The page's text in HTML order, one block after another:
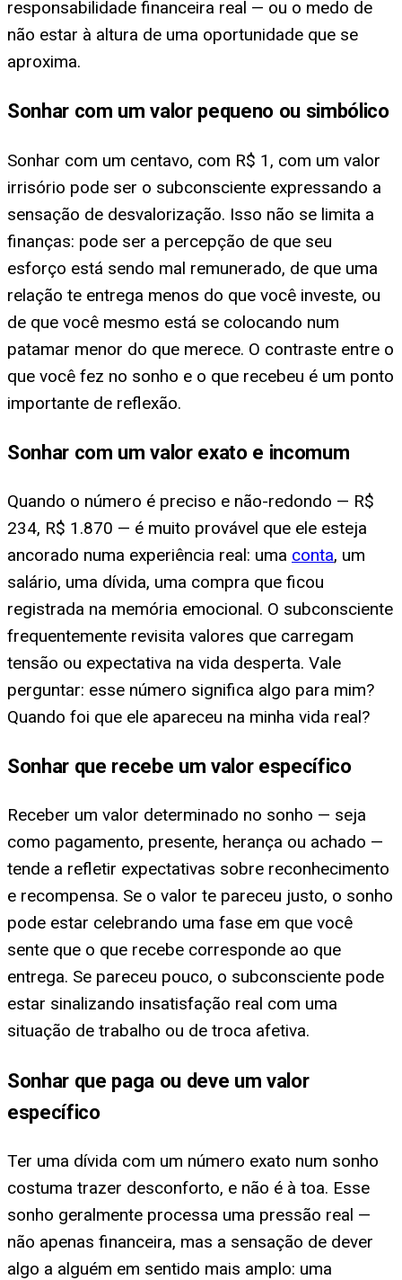
responsabilidade financeira real — ou o medo de
não estar à altura de uma oportunidade que se
aproxima.
Sonhar com um valor pequeno ou simbólico
Sonhar com um centavo, com R$ 1, com um valor
irrisório pode ser o subconsciente expressando a
sensação de desvalorização. Isso não se limita a
finanças: pode ser a percepção de que seu
esforço está sendo mal remunerado, de que uma
relação te entrega menos do que você investe, ou
de que você mesmo está se colocando num
patamar menor do que merece. O contraste entre o
que você fez no sonho e o que recebeu é um ponto
importante de reflexão.
Sonhar com um valor exato e incomum
Quando o número é preciso e não-redondo — R$
234, R$ 1.870 — é muito provável que ele esteja
ancorado numa experiência real: uma conta, um
salário, uma dívida, uma compra que ficou
registrada na memória emocional. O subconsciente
frequentemente revisita valores que carregam
tensão ou expectativa na vida desperta. Vale
perguntar: esse número significa algo para mim?
Quando foi que ele apareceu na minha vida real?
Sonhar que recebe um valor específico
Receber um valor determinado no sonho — seja
como pagamento, presente, herança ou achado —
tende a refletir expectativas sobre reconhecimento
e recompensa. Se o valor te pareceu justo, o sonho
pode estar celebrando uma fase em que você
sente que o que recebe corresponde ao que
entrega. Se pareceu pouco, o subconsciente pode
estar sinalizando insatisfação real com uma
situação de trabalho ou de troca afetiva.
Sonhar que paga ou deve um valor
específico
Ter uma dívida com um número exato num sonho
costuma trazer desconforto, e não é à toa. Esse
sonho geralmente processa uma pressão real —
não apenas financeira, mas a sensação de dever
algo a alguém em sentido mais amplo: uma